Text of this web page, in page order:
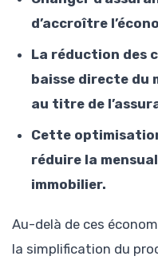
d’accroître
La réduction des
baisse directe
au titre de
Cette
réduire la
immobilier.
Au-delà de ces
la simplification du